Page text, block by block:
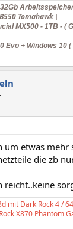
Tomahawk |
MX500 - 1TB - (
Evo + Windows 10
um etwas mehr
die zb
reicht..keine
mit Dark Rock 4 /
X870 Phantom